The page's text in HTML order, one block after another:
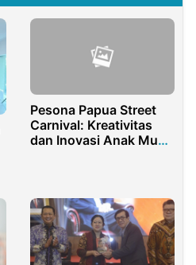
Pesona Papua Street
Carnival: Kreativitas
dan Inovasi Anak Muda